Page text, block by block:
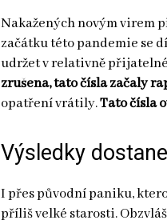
Nakažených novým virem
začátku této pandemie se
udržet v relativně
zrušena, tato čísla začaly
opatření vrátily.Tato čísla
Výsledky
I přes původní paniku,
příliš velké starosti.